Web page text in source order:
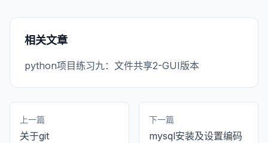
相关文章
python项目练习九：文件共享2-GUI版本
上一篇
关于git
下一篇
mysql安装及设置编码